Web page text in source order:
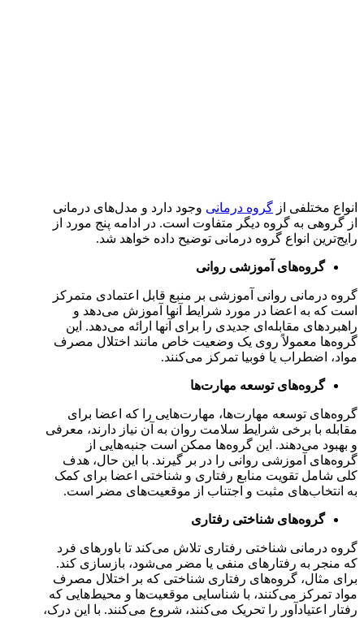
انواع مختلفی از گروه درمانی وجود دارد و مدل‌های درمانی
از گروهی به گروه دیگر متفاوت است. در ادامه پنج مورد از
رایج‌ترین انواع گروه درمانی توضیح داده خواهد شد.
گروه‌های آموزشی روانی
گروه درمانی روانی آموزشی بر منبع قابل اعتمادی متمرکز
است که به اعضا در مورد شرایط آنها آموزش می‌دهد و
راهبردهای مقابله‌ای جدیدی را برای آنها ارائه می‌دهد. این
گروه‌ها معمولاً روی یک وضعیت خاص مانند اختلال مصرف
مواد، اضطراب یا فوبیا تمرکز می‌کنند.
گروه‌های توسعه مهارت‌ها
گروه‌های توسعه مهارت‌ها، مهارت‌هایی را که اعضا برای
مقابله با برخی شرایط سلامت روان به آن نیاز دارند، معرفی
و بهبود می‌دهند. این گروه‌ها ممکن است جنبه‌هایی از
گروه‌های آموزشی روانی را در بر گیرند. با این حال، هدف
کلی شامل تقویت منابع رفتاری و شناختی اعضا برای کمک
به انتخاب‌های مثبت و اجتناب از موقعیت‌های مضر است.
گروه‌های شناختی رفتاری
گروه درمانی شناختی رفتاری تلاش می‌کند تا باورهای فرد
که منجر به رفتارهای منفی یا مضر می‌شود، بازسازی کند.
برای مثال، گروه‌های رفتاری شناختی که بر اختلال مصرف
مواد تمرکز می‌کنند، با شناسایی موقعیت‌ها و محیط‌هایی که
رفتار اعتیادآور را تحریک می‌کنند، شروع می‌کنند. با این درک،